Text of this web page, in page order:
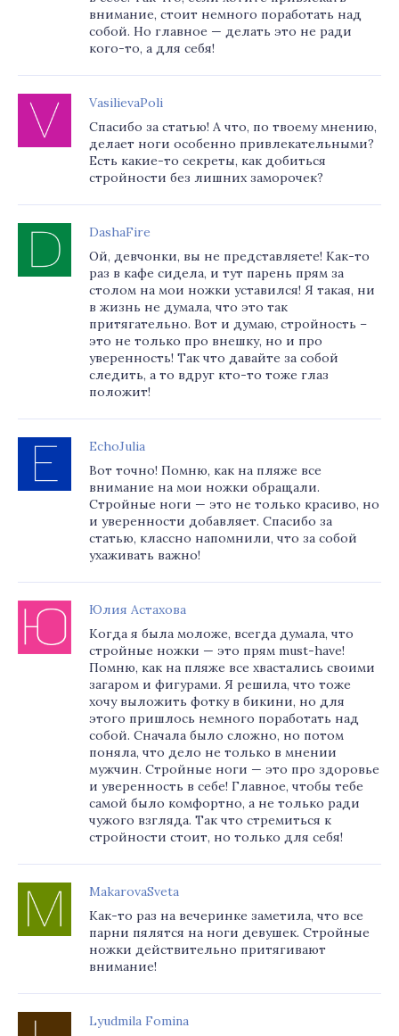
внимание, стоит немного поработать над
собой. Но главное — делать это не ради
кого-то, а для себя!
VasilievaPoli
Спасибо за статью! А что, по твоему мнению,
делает ноги особенно привлекательными?
Есть какие-то секреты, как добиться
стройности без лишних заморочек?
DashaFire
Ой, девчонки, вы не представляете! Как-то
раз в кафе сидела, и тут парень прям за
столом на мои ножки уставился! Я такая, ни
в жизнь не думала, что это так
притягательно. Вот и думаю, стройность –
это не только про внешку, но и про
уверенность! Так что давайте за собой
следить, а то вдруг кто-то тоже глаз
положит!
EchoJulia
Вот точно! Помню, как на пляже все
внимание на мои ножки обращали.
Стройные ноги — это не только красиво, но
и уверенности добавляет. Спасибо за
статью, классно напомнили, что за собой
ухаживать важно!
Юлия Астахова
Когда я была моложе, всегда думала, что
стройные ножки — это прям must-have!
Помню, как на пляже все хвастались своими
загаром и фигурами. Я решила, что тоже
хочу выложить фотку в бикини, но для
этого пришлось немного поработать над
собой. Сначала было сложно, но потом
поняла, что дело не только в мнении
мужчин. Стройные ноги — это про здоровье
и уверенность в себе! Главное, чтобы тебе
самой было комфортно, а не только ради
чужого взгляда. Так что стремиться к
стройности стоит, но только для себя!
MakarovaSveta
Как-то раз на вечеринке заметила, что все
парни пялятся на ноги девушек. Стройные
ножки действительно притягивают
внимание!
Lyudmila Fomina